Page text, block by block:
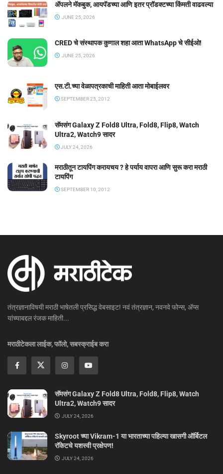
ॲपलने मॅकबुक, आयपॅडच्या आणि इतर प्रॉडक्टच्या किंमती वाढवल्या
JUNE 25, 2026
CRED चे संस्थापक कुणाल शहा आता WhatsApp चे सीईओ!
JUNE 25, 2026
एस.टी.च्या वेळापत्रकाची माहिती आता मोबाईलवर
SEPTEMBER 25, 2012
सॅमसंग Galaxy Z Fold8 Ultra, Fold8, Flip8, Watch
Ultra2, Watch9 सादर
JULY 24, 2026
मराठीतून टायपिंग करायचय ? हे पर्याय वापरा आणि सुरू करा मराठी
टायपिंग
SEPTEMBER 10, 2012
तंत्रज्ञानाविषयी मराठी भाषेतली प्रसिद्ध वेबसाइट! नवं तंत्रज्ञान, नवनवे फोन्स, ॲप्स
यांच्याबद्दल रंजक माहिती...
मराठीटेकला लाईक, फॉलो, सबस्क्राईब करा
सॅमसंग Galaxy Z Fold8 Ultra, Fold8, Flip8, Watch
Ultra2, Watch9 सादर
JULY 24, 2026
Skyroot च्या Vikram-1 या भारताच्या पहिल्या खासगी ऑर्बिटल
रॉकेटचे यशस्वी प्रक्षेपण!
JULY 24, 2026